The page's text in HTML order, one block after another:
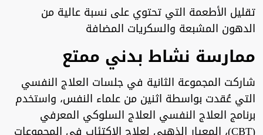
تقليل الأطعمة التي تحتوي على نسبة عالية من
الدهون المشبعة والسكريات المضافة
ممارسة نشاط بدني ممتع
شاركت المجموعة الثانية في جلسات العلاج النفسي
التي عُقدت بواسطة اثنين من علماء النفس، واستخدم
برنامج العلاج النفسي العلاج السلوكي المعرفي